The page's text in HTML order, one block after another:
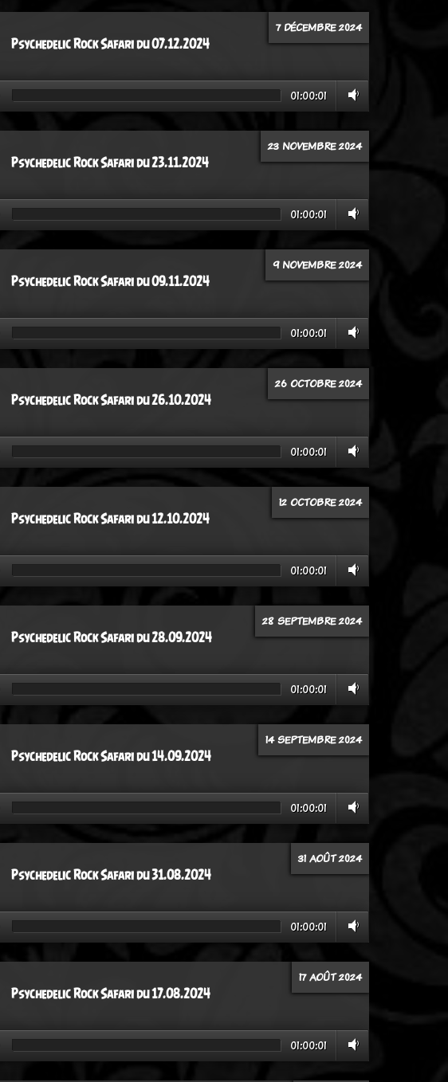
7 DÉCEMBRE 2024
Psychedelic Rock Safari du 07.12.2024
01:00:01
23 NOVEMBRE 2024
Psychedelic Rock Safari du 23.11.2024
01:00:01
9 NOVEMBRE 2024
Psychedelic Rock Safari du 09.11.2024
01:00:01
26 OCTOBRE 2024
Psychedelic Rock Safari du 26.10.2024
01:00:01
12 OCTOBRE 2024
Psychedelic Rock Safari du 12.10.2024
01:00:01
28 SEPTEMBRE 2024
Psychedelic Rock Safari du 28.09.2024
01:00:01
14 SEPTEMBRE 2024
Psychedelic Rock Safari du 14.09.2024
01:00:01
31 AOÛT 2024
Psychedelic Rock Safari du 31.08.2024
01:00:01
17 AOÛT 2024
Psychedelic Rock Safari du 17.08.2024
01:00:01